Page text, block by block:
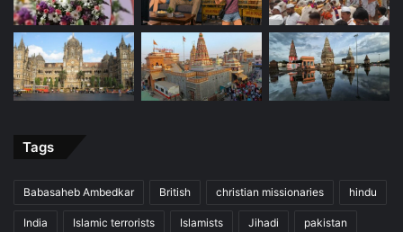
Tags
Babasaheb Ambedkar British christian missionaries hindu
India Islamic terrorists Islamists Jihadi pakistan